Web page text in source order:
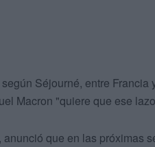
Séjourné, entre
Macron "quiere que ese
anunció que en las próximas